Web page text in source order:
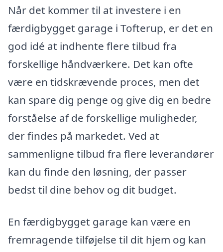
Når det kommer til at investere i en
færdigbygget garage i Tofterup, er det en
god idé at indhente flere tilbud fra
forskellige håndværkere. Det kan ofte
være en tidskrævende proces, men det
kan spare dig penge og give dig en bedre
forståelse af de forskellige muligheder,
der findes på markedet. Ved at
sammenligne tilbud fra flere leverandører
kan du finde den løsning, der passer
bedst til dine behov og dit budget.
En færdigbygget garage kan være en
fremragende tilføjelse til dit hjem og kan